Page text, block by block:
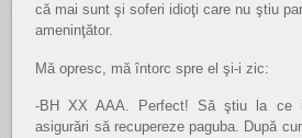
că mai sunt şi soferi idioţi care nu ştiu
ameninţător.
Mă opresc, mă întorc spre el şi-i zic:
-BH XX AAA. Perfect! Să ştiu la ce
asigurări să recupereze paguba. După